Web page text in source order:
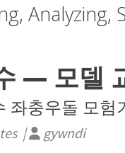
Analyzing,
— 모델
좌충우돌 모험
| gywndi